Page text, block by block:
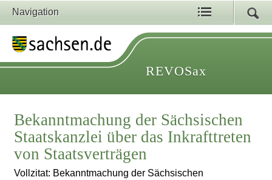
Navigation
REVOSax
Bekanntmachung der Sächsischen
Staatskanzlei über das Inkrafttreten
von Staatsverträgen
Vollzitat: Bekanntmachung der Sächsischen